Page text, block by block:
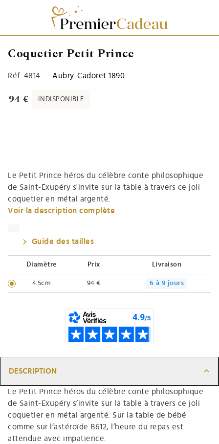
Coquetier Petit Prince
Réf. 4814 - Aubry-Cadoret 1890
94 € INDISPONIBLE
Le Petit Prince héros du célèbre conte philosophique
de Saint-Exupéry s'invite sur la table à travers ce joli
coquetier en métal argenté.
Voir la description complète
Guide des tailles
Diamètre Prix Livraison
4.5cm 94 € 6 à 9 jours
DESCRIPTION
Le Petit Prince héros du célèbre conte philosophique
de Saint-Exupéry s’invite sur la table à travers ce joli
coquetier en métal argenté. Sur la table de bébé
comme sur l’astéroïde B612, l’heure du repas est
attendue avec impatience.